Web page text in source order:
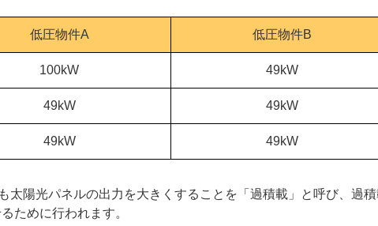
低圧物件A 低圧物件B
100kW 49kW
49kW 49kW
49kW 49kW
太陽光パネルの出力を大きくすることを「過積載」と呼び、過
ために行われます。